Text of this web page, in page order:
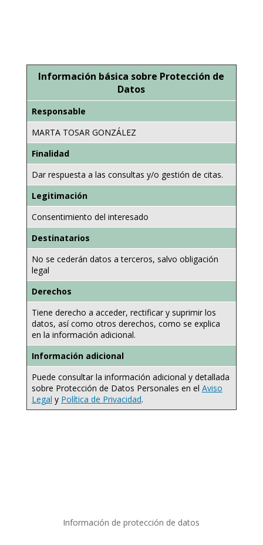
Información básica sobre Protección de
Datos
Responsable
MARTA TOSAR GONZÁLEZ
Finalidad
Dar respuesta a las consultas y/o gestión de citas.
Legitimación
Consentimiento del interesado
Destinatarios
No se cederán datos a terceros, salvo obligación
legal
Derechos
Tiene derecho a acceder, rectificar y suprimir los
datos, así como otros derechos, como se explica
en la información adicional.
Información adicional
Puede consultar la información adicional y detallada
sobre Protección de Datos Personales en el Aviso
Legal y Política de Privacidad.
Información de protección de datos